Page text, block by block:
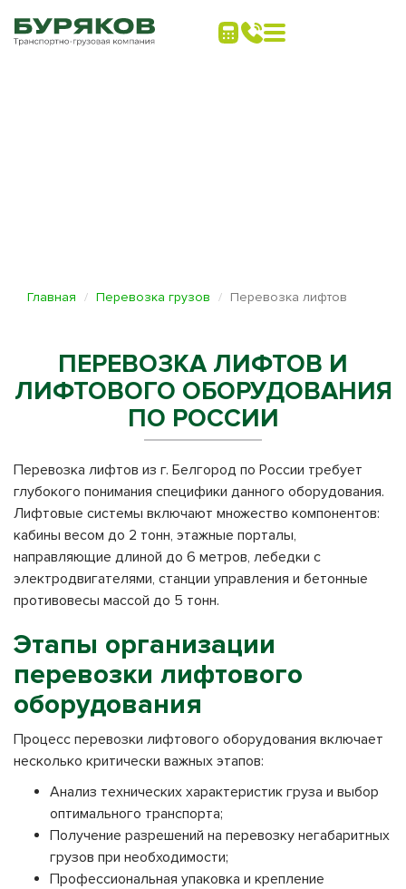
Главная Перевозка грузов Перевозка лифтов
ПЕРЕВОЗКА ЛИФТОВ И
ЛИФТОВОГО ОБОРУДОВАНИЯ
ПО РОССИИ
Перевозка лифтов из г. Белгород по России требует
глубокого понимания специфики данного оборудования.
Лифтовые системы включают множество компонентов:
кабины весом до 2 тонн, этажные порталы,
направляющие длиной до 6 метров, лебедки с
электродвигателями, станции управления и бетонные
противовесы массой до 5 тонн.
Этапы организации
перевозки лифтового
оборудования
Процесс перевозки лифтового оборудования включает
несколько критически важных этапов:
Анализ технических характеристик груза и выбор
оптимального транспорта;
Получение разрешений на перевозку негабаритных
грузов при необходимости;
Профессиональная упаковка и крепление